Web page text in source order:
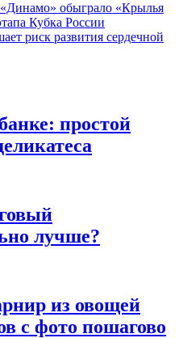
обыграло «Крылья
Кубка России
риск развития сердечной
простой
лучше?
из овощей
с фото пошагово